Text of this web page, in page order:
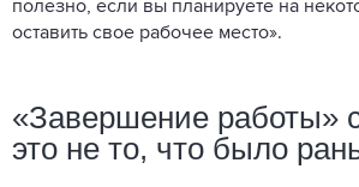
полезно, если вы планируете на
оставить свое рабочее место».
«Завершение работы»
это не то, что было